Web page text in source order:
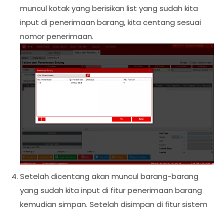
muncul kotak yang berisikan list yang sudah kita
input di penerimaan barang, kita centang sesuai
nomor penerimaan.
Setelah dicentang akan muncul barang-barang
yang sudah kita input di fitur penerimaan barang
kemudian simpan. Setelah disimpan di fitur sistem